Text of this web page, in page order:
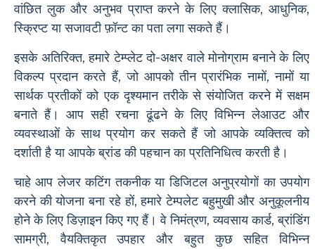
वांछित लुक और अनुभव प्राप्त करने के लिए क्लासिक, आधुनिक,
स्क्रिप्ट या सजावटी फ़ॉन्ट का पता लगा सकते हैं।
इसके अतिरिक्त, हमारे टेम्प्लेट दो-अक्षर वाले मोनोग्राम बनाने के लिए
विकल्प प्रदान करते हैं, जो आपको तीन प्रारंभिक नामों, नामों या
सार्थक प्रतीकों को एक दृश्यमान तरीके से संयोजित करने में सक्षम
बनाते हैं। आप सही रचना ढूंढने के लिए विभिन्न लेआउट और
व्यवस्थाओं के साथ प्रयोग कर सकते हैं जो आपके व्यक्तित्व को
दर्शाती है या आपके ब्रांड की पहचान का प्रतिनिधित्व करती है।
चाहे आप लेजर कटिंग तकनीक या डिजिटल अनुप्रयोगों का उपयोग
करने की योजना बना रहे हों, हमारे टेम्पलेट बहुमुखी और अनुकूलनीय
होने के लिए डिज़ाइन किए गए हैं। वे निमंत्रण, व्यवसाय कार्ड, ब्रांडिंग
सामग्री, वैयक्तिकृत उपहार और बहुत कुछ सहित विभिन्न